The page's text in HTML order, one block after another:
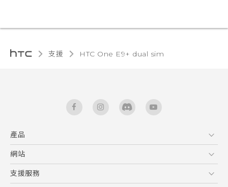
支援 HTC One E9+ dual sim‎
產品
5G
智能手機
區塊鍊手機
網站
HTC Dev
支援服務